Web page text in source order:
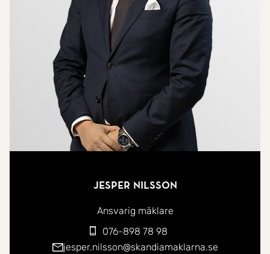
Utanför väntar den gemensamma trädgården som
bjuder på grönytor och sittplatser, en perfekt plats
för avkoppling under sommarmånaderna. Läget
ger närhet till såväl Ystads stadskärna som hav
och sandskog - här bor du på en adress som
förenar det bästa av stad och natur.
Jesper Nilsson
Ansvarig mäklare
076-898 78 98
jesper.nilsson@skandiamaklarna.se